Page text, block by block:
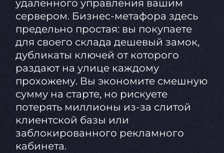
удаленного управления вашим
сервером. Бизнес-метафора здесь
предельно простая: вы покупаете
для своего склада дешевый замок,
дубликаты ключей от которого
раздают на улице каждому
прохожему. Вы экономите смешную
сумму на старте, но рискуете
потерять миллионы из-за слитой
клиентской базы или
заблокированного рекламного
кабинета.